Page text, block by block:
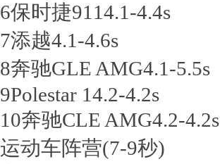
6保时捷9114.1-4.4s
7添越4.1-4.6s
8奔驰GLE AMG4.1-5.5s
9Polestar 14.2-4.2s
10奔驰CLE AMG4.2-4.2s
运动车阵营(7-9秒)